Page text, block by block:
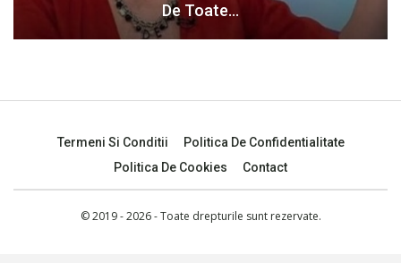
De Toate…
Termeni Si Conditii
Politica De Confidentialitate
Politica De Cookies
Contact
© 2019 - 2026 - Toate drepturile sunt rezervate.